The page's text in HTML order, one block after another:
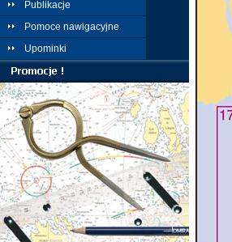
Publikacje
Pomoce nawigacyjne
Upominki